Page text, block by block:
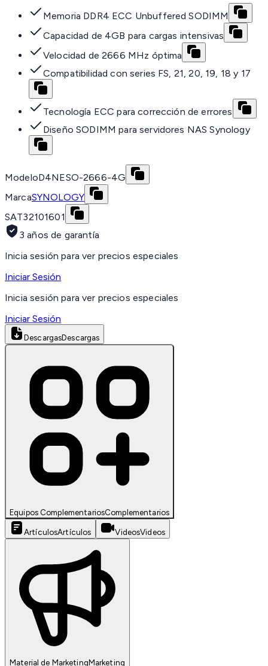
Memoria DDR4 ECC Unbuffered SODIMM
Capacidad de 4GB para cargas intensivas
Velocidad de 2666 MHz óptima
Compatibilidad con series FS, 21, 20, 19, 18 y 17
Tecnología ECC para corrección de errores
Diseño SODIMM para servidores NAS Synology
ModeloD4NESO-2666-4G
MarcaSYNOLOGY
SAT32101601
3 años de garantía
Inicia sesión para ver precios especiales
Iniciar Sesión
Inicia sesión para ver precios especiales
Iniciar Sesión
DescargasDescargas
Equipos ComplementariosComplementarios
ArtículosArtículos VideosVideos
Material de MarketingMarketing